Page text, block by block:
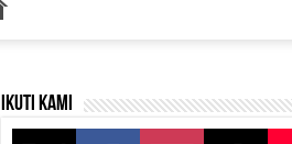
Ikuti kami